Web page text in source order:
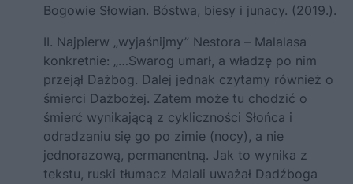
Bogowie Słowian. Bóstwa, biesy i junacy. (2019.).
II. Najpierw „wyjaśnijmy” Nestora – Malalasa
konkretnie: „…Swarog umarł, a władzę po nim
przejął Dażbog. Dalej jednak czytamy również o
śmierci Dażbożej. Zatem może tu chodzić o
śmierć wynikającą z cykliczności Słońca i
odradzaniu się go po zimie (nocy), a nie
jednorazową, permanentną. Jak to wynika z
tekstu, ruski tłumacz Malali uważał Dadźboga